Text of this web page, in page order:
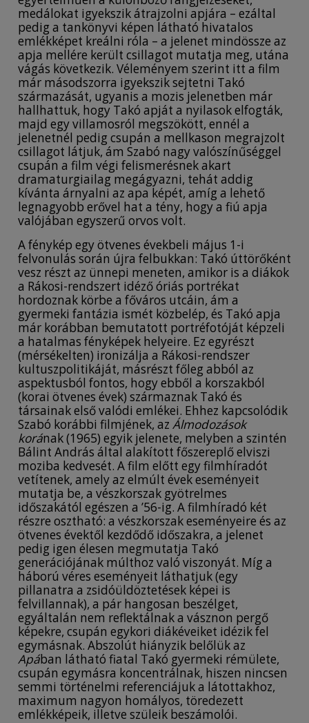
medálokat igyekszik átrajzolni apjára – ezáltal
pedig a tankönyvi képen látható hivatalos
emlékképet kreálni róla – a jelenet mindössze az
apja mellére került csillagot mutatja meg, utána
vágás következik. Véleményem szerint itt a film
már másodszorra igyekszik sejtetni Takó
származását, ugyanis a mozis jelenetben már
hallhattuk, hogy Takó apját a nyilasok elfogták,
majd egy villamosról megszökött, ennél a
jelenetnél pedig csupán a mellkason megrajzolt
csillagot látjuk, ám Szabó nagy valószínűséggel
csupán a film végi felismerésnek akart
dramaturgiailag megágyazni, tehát addig
kívánta árnyalni az apa képét, amíg a lehető
legnagyobb erővel hat a tény, hogy a fiú apja
valójában egyszerű orvos volt.
A fénykép egy ötvenes évekbeli május 1-i
felvonulás során újra felbukkan: Takó úttörőként
vesz részt az ünnepi meneten, amikor is a diákok
a Rákosi-rendszert idéző óriás portrékat
hordoznak körbe a főváros utcáin, ám a
gyermeki fantázia ismét közbelép, és Takó apja
már korábban bemutatott portréfotóját képzeli
a hatalmas fényképek helyeire. Ez egyrészt
(mérsékelten) ironizálja a Rákosi-rendszer
kultuszpolitikáját, másrészt főleg abból az
aspektusból fontos, hogy ebből a korszakból
(korai ötvenes évek) származnak Takó és
társainak első valódi emlékei. Ehhez kapcsolódik
Szabó korábbi filmjének, az Álmodozások
korának (1965) egyik jelenete, melyben a szintén
Bálint András által alakított főszereplő elviszi
moziba kedvesét. A film előtt egy filmhíradót
vetítenek, amely az elmúlt évek eseményeit
mutatja be, a vészkorszak gyötrelmes
időszakától egészen a ’56-ig. A filmhíradó két
részre osztható: a vészkorszak eseményeire és az
ötvenes évektől kezdődő időszakra, a jelenet
pedig igen élesen megmutatja Takó
generációjának múlthoz való viszonyát. Míg a
háború véres eseményeit láthatjuk (egy
pillanatra a zsidóüldöztetések képei is
felvillannak), a pár hangosan beszélget,
egyáltalán nem reflektálnak a vásznon pergő
képekre, csupán egykori diákéveiket idézik fel
egymásnak. Abszolút hiányzik belőlük az
Apában látható fiatal Takó gyermeki rémülete,
csupán egymásra koncentrálnak, hiszen nincsen
semmi történelmi referenciájuk a látottakhoz,
maximum nagyon homályos, töredezett
emlékképeik, illetve szüleik beszámolói.